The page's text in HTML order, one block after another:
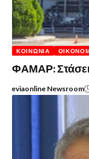
ΚΟΙΝΩΝΊΑ
ΦΑΜΑΡ:
eviaonline Newsroom